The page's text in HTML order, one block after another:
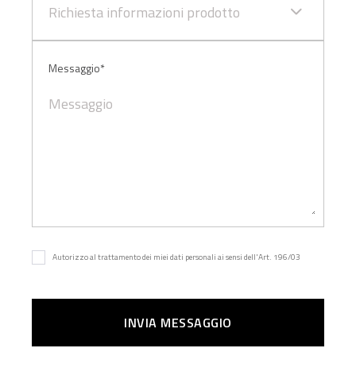
Richiesta informazioni prodotto
Messaggio*
Autorizzo al trattamento dei miei dati personali ai sensi dell'Art. 196/03